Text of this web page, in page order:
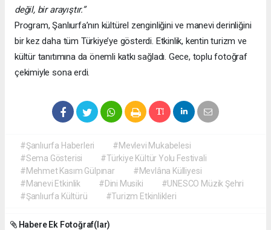
değil, bir arayıştır.”
Program, Şanlıurfa’nın kültürel zenginliğini ve manevi derinliğini
bir kez daha tüm Türkiye’ye gösterdi. Etkinlik, kentin turizm ve
kültür tanıtımına da önemli katkı sağladı. Gece, toplu fotoğraf
çekimiyle sona erdi.
#Şanlıurfa Haberleri
#Mevlevi Mukabelesi
#Sema Gösterisi
#Türkiye Kültür Yolu Festivali
#Mehmet Kasım Gülpınar
#Mevlâna Külliyesi
#Manevi Etkinlik
#Dini Musiki
#UNESCO Müzik Şehri
#Şanlıurfa Kültürü
#Turizm Etkinlikleri
Habere Ek Fotoğraf(lar)